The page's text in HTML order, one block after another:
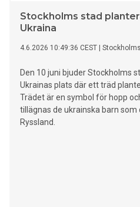
entreprenad till Svenska
Arbetschef Kungsbacka.
är beläget på Skogskyrkogården
Stockholms stad
Ukraina
4.6.2026 10:49:36 CEST
Den 10 juni bjuder Stockholms
Ukrainas plats där ett träd
Trädet är en symbol för hopp
tillägnas de ukrainska barn
Ryssland.